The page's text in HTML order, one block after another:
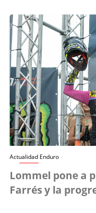
Actualidad Enduro
Lommel pone a
Farrés y la